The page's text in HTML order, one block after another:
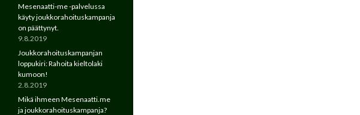
Mesenaatti-me -palvelussa
käyty joukkorahoituskampanja
on päättynyt.
9.8.2019
Joukkorahoituskampanjan
loppukiri: Rahoita kieltolaki
kumoon!
2.8.2019
Mikä ihmeen Mesenaatti.me
ja joukkorahoituskampanja?